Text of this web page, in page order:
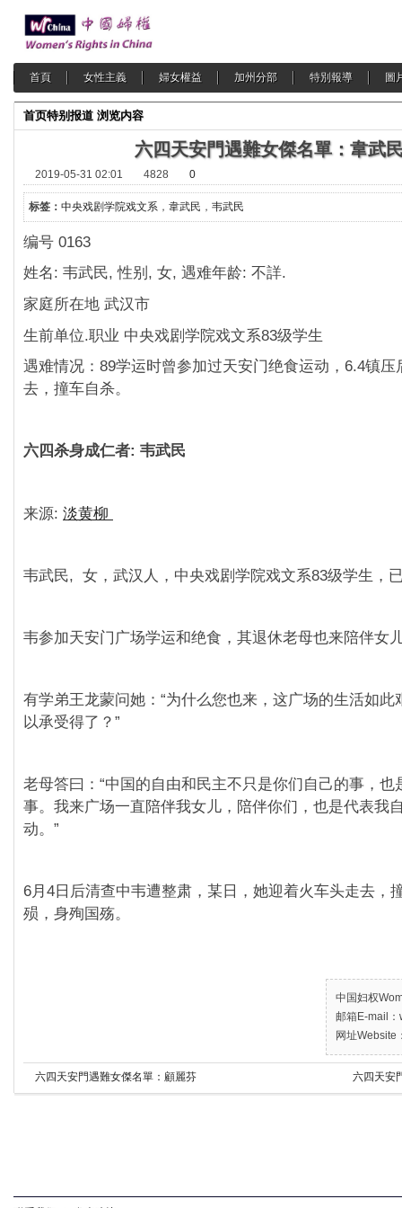
首頁 女性主義 婦女權益 加州分部 特別報導 圖
首页特别报道 浏览内容
六四天安門遇難女傑名單：韋武
2019-05-31 02:01 4828 0
标签： 中央戏剧学院戏文系 ， 韋武民 ， 韦武民
编号 0163
姓名: 韦武民, 性别, 女, 遇难年龄: 不詳.
家庭所在地 武汉市
生前单位.职业 中央戏剧学院戏文系83级学生
遇难情况：89学运时曾参加过天安门绝食运动，6.4镇压
去，撞车自杀。
六四杀身成仁者: 韦武民
来源: 淡黄柳
韦武民, 女，武汉人，中央戏剧学院戏文系83级学生，
韦参加天安门广场学运和绝食，其退休老母也来陪伴女
有学弟王龙蒙问她：“为什么您也来，这广场的生活如此
以承受得了？”
老母答曰：“中国的自由和民主不只是你们自己的事，也
事。我来广场一直陪伴我女儿，陪伴你们，也是代表我
动。”
6月4日后清查中韦遭整肃，某日，她迎着火车头走去，
殒，身殉国殇。
中国妇权
邮箱E-mail
网址Website
六四天安門遇難女傑名單：顧麗芬 六四天安